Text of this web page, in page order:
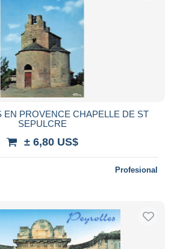
EN PROVENCE CHAPELLE DE ST
SEPULCRE
± 6,80 US$
Profesional